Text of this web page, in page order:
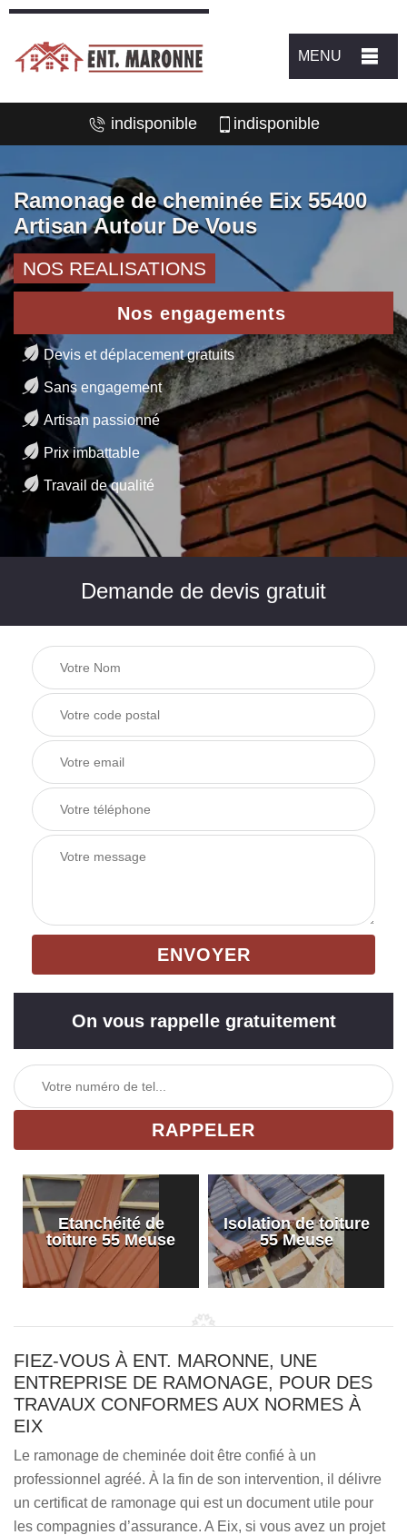
MENU
indisponible indisponible
Ramonage de cheminée Eix 55400
Artisan Autour De Vous
NOS REALISATIONS
Nos engagements
Devis et déplacement gratuits
Sans engagement
Artisan passionné
Prix imbattable
Travail de qualité
Demande de devis gratuit
On vous rappelle gratuitement
Etanchéité de
toiture 55 Meuse
Isolation de toiture
55 Meuse
FIEZ-VOUS À ENT. MARONNE, UNE
ENTREPRISE DE RAMONAGE, POUR DES
TRAVAUX CONFORMES AUX NORMES À
EIX
Le ramonage de cheminée doit être confié à un
professionnel agréé. À la fin de son intervention, il délivre
un certificat de ramonage qui est un document utile pour
les compagnies d’assurance. A Eix, si vous avez un projet